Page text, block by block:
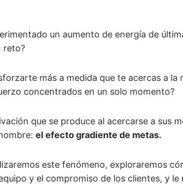
un aumento de energía de
reto?
más a medida que te acercas a la
concentrados en un solo momento?
que se produce al acercarse a sus
el efecto gradiente de metas.
este fenómeno, exploraremos
y el compromiso de los clientes, y